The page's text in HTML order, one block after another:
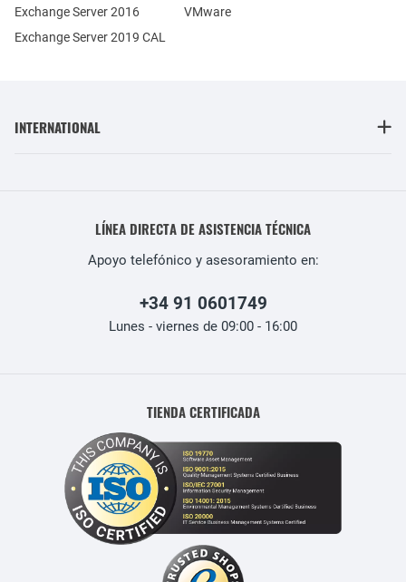
Exchange Server 2016
Exchange Server 2019 CAL
VMware
INTERNATIONAL
LÍNEA DIRECTA DE ASISTENCIA TÉCNICA
Apoyo telefónico y asesoramiento en:
+34 91 0601749
Lunes - viernes de 09:00 - 16:00
TIENDA CERTIFICADA